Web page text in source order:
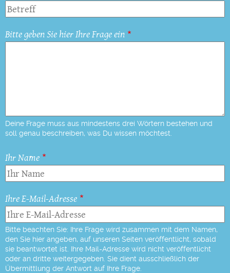
Bitte geben Sie hier Ihre Frage ein
Deine Frage muss aus mindestens drei Wörtern bestehen und
soll genau beschreiben, was Du wissen möchtest.
Ihr Name
Ihre E-Mail-Adresse
Bitte beachten Sie: Ihre Frage wird zusammen mit dem Namen,
den Sie hier angeben, auf unseren Seiten veröffentlicht, sobald
sie beantwortet ist. Ihre Mail-Adresse wird nicht veröffentlicht
oder an dritte weitergegeben. Sie dient ausschließlich der
Übermittlung der Antwort auf Ihre Frage.